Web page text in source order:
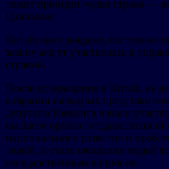
лежит принцип «одна страна —
Цзиньпин.
Китайские граждане,
закону могут участвовать в
страной.
После возвращения в Китай, на
собрании народных
депутаты Гонконга начали
высшего органа
национального развития и
людей, и ставя ожидания людей
государственным вопросам.